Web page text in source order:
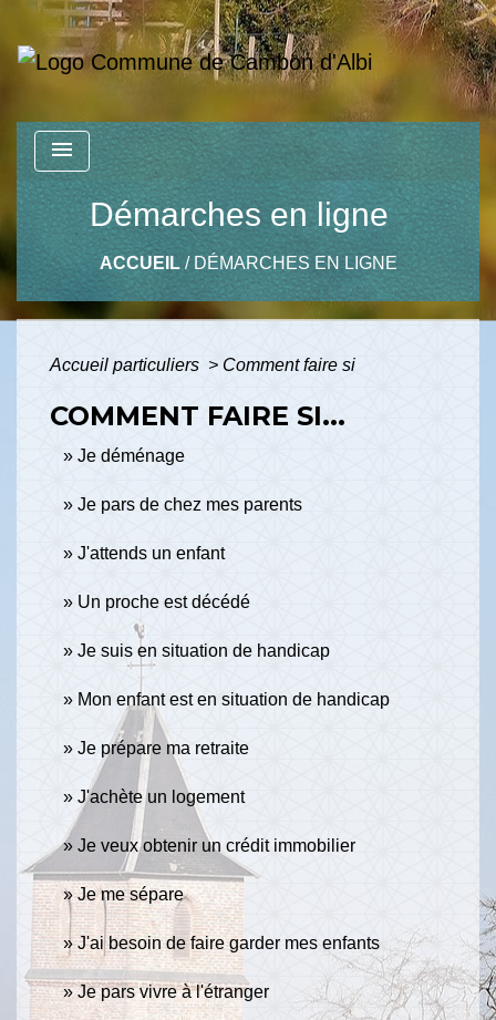
menu
Démarches en ligne
ACCUEIL/ DÉMARCHES EN LIGNE
Accueil particuliers > Comment faire si
COMMENT FAIRE SI...
Je déménage
Je pars de chez mes parents
J'attends un enfant
Un proche est décédé
Je suis en situation de handicap
Mon enfant est en situation de handicap
Je prépare ma retraite
J'achète un logement
Je veux obtenir un crédit immobilier
Je me sépare
J'ai besoin de faire garder mes enfants
Je pars vivre à l'étranger